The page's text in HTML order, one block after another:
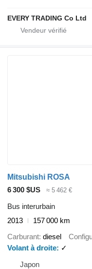
EVERY TRADING Co Ltd
Mitsubishi ROSA
6 300 $US
≈ 5 462 €
Bus interurbain
2013
157 000 km
Carburant diesel
Volant à droite
✓
Japon